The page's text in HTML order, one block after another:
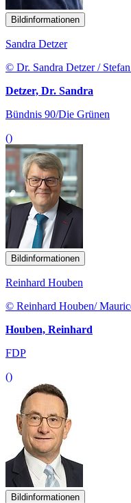
Bildinformationen
Sandra Detzer
© Dr. Sandra Detzer /
Detzer, Dr. Sandra
Bündnis 90/Die Grünen
()
Bildinformationen
Reinhard Houben
© Reinhard Houben/
Houben, Reinhard
FDP
()
Bildinformationen